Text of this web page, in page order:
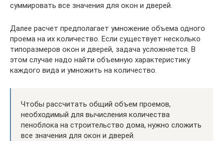
суммировать все значения для окон и дверей.
Далее расчет предполагает умножение объема одного
проема на их количество. Если существует несколько
типоразмеров окон и дверей, задача усложняется. В
этом случае надо найти объемную характеристику
каждого вида и умножить на количество.
Чтобы рассчитать общий объем проемов,
необходимый для вычисления количества
пеноблока на строительство дома, нужно сложить
все значения для окон и дверей.